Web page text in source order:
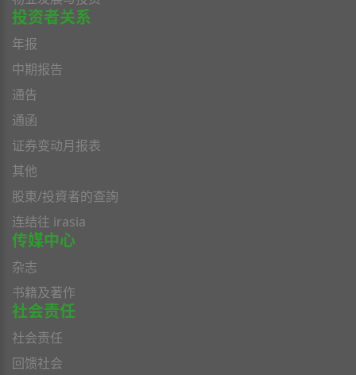
投资者关系
年报
中期报告
通告
通函
证券变动月报表
其他
股東/投資者的查詢
连结往 irasia
传媒中心
杂志
书籍及著作
社会责任
社会责任
回馈社会